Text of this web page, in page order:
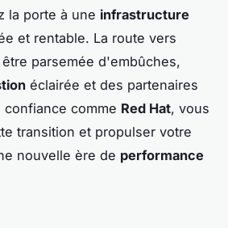
la porte à une infrastructure
et rentable. La route vers
parsemée d'embûches,
éclairée et des partenaires
comme Red Hat, vous
transition et propulser votre
nouvelle ère de performance